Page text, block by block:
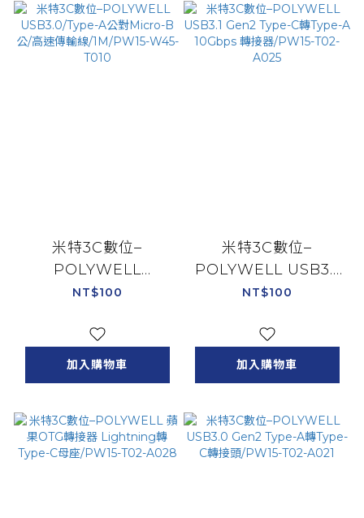
米特3C數位–
POLYWELL
USB3.0/Type-A公對
線/1M/PW15-W45-
T010
NT$100
加入購物車
米特3C數位–
POLYWELL USB3.1
Gen2 Type-C轉
接器/PW15-T02-
A025
NT$100
加入購物車